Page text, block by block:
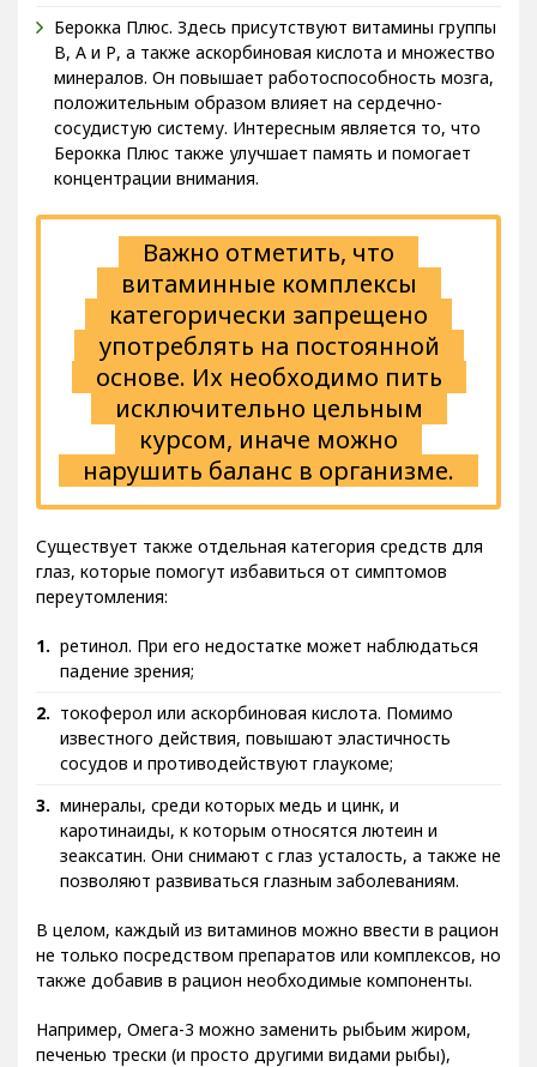
Берокка Плюс. Здесь присутствуют витамины группы
В, А и Р, а также аскорбиновая кислота и множество
минералов. Он повышает работоспособность мозга,
положительным образом влияет на сердечно-
сосудистую систему. Интересным является то, что
Берокка Плюс также улучшает память и помогает
концентрации внимания.
Важно отметить, что
витаминные комплексы
категорически запрещено
употреблять на постоянной
основе. Их необходимо пить
исключительно цельным
курсом, иначе можно
нарушить баланс в организме.
Существует также отдельная категория средств для
глаз, которые помогут избавиться от симптомов
переутомления:
ретинол. При его недостатке может наблюдаться
падение зрения;
токоферол или аскорбиновая кислота. Помимо
известного действия, повышают эластичность
сосудов и противодействуют глаукоме;
минералы, среди которых медь и цинк, и
каротинаиды, к которым относятся лютеин и
зеаксатин. Они снимают с глаз усталость, а также не
позволяют развиваться глазным заболеваниям.
В целом, каждый из витаминов можно ввести в рацион
не только посредством препаратов или комплексов, но
также добавив в рацион необходимые компоненты.
Например, Омега-3 можно заменить рыбьим жиром,
печенью трески (и просто другими видами рыбы),